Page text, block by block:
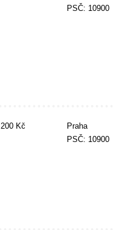
PSČ: 10900
200 Kč
Praha
PSČ: 10900